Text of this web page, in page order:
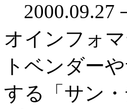
2000.09.27
オインフォ
トベンダー
する「サン